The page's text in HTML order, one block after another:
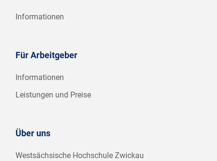
Informationen
Für Arbeitgeber
Informationen
Leistungen und Preise
Über uns
Westsächsische Hochschule Zwickau